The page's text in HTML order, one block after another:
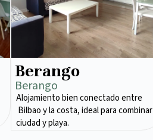
Berango
Berango
Alojamiento bien conectado entre
Bilbao y la costa, ideal para combinar
ciudad y playa.